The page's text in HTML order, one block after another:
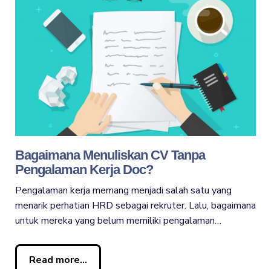
Bagaimana Menuliskan CV Tanpa
Pengalaman Kerja Doc?
Pengalaman kerja memang menjadi salah satu yang
menarik perhatian HRD sebagai rekruter. Lalu, bagaimana
untuk mereka yang belum memiliki pengalaman…
Read more...